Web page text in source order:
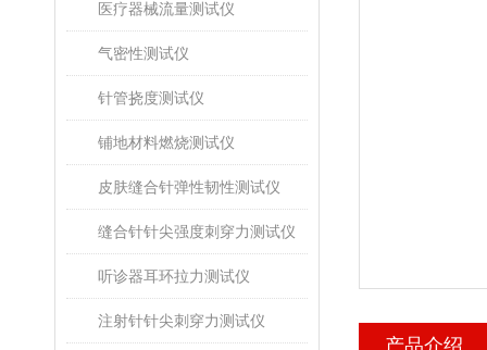
医疗器械流量测试仪
气密性测试仪
针管挠度测试仪
铺地材料燃烧测试仪
皮肤缝合针弹性韧性测试仪
缝合针针尖强度刺穿力测试仪
听诊器耳环拉力测试仪
注射针针尖刺穿力测试仪
产品介绍